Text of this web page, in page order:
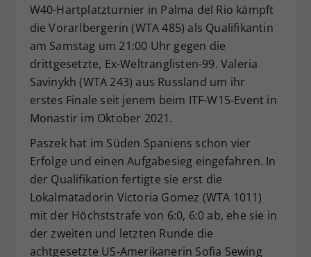
W40-Hartplatzturnier in Palma del Rio kämpft
die Vorarlbergerin (WTA 485) als Qualifikantin
am Samstag um 21:00 Uhr gegen die
drittgesetzte, Ex-Weltranglisten-99. Valeria
Savinykh (WTA 243) aus Russland um ihr
erstes Finale seit jenem beim ITF-W15-Event in
Monastir im Oktober 2021.
Paszek hat im Süden Spaniens schon vier
Erfolge und einen Aufgabesieg eingefahren. In
der Qualifikation fertigte sie erst die
Lokalmatadorin Victoria Gomez (WTA 1011)
mit der Höchststrafe von 6:0, 6:0 ab, ehe sie in
der zweiten und letzten Runde die
achtgesetzte US-Amerikanerin Sofia Sewing